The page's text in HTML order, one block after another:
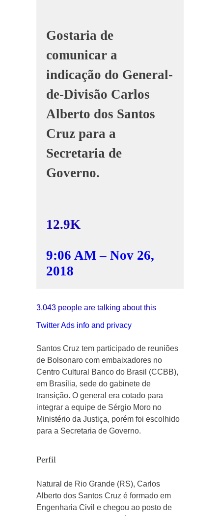
Gostaria de
comunicar a
indicação do General-
de-Divisão Carlos
Alberto dos Santos
Cruz para a
Secretaria de
Governo.
12.9K
9:06 AM – Nov 26,
2018
3,043 people are talking about this
Twitter Ads info and privacy
Santos Cruz tem participado de reuniões
de Bolsonaro com embaixadores no
Centro Cultural Banco do Brasil (CCBB),
em Brasília, sede do gabinete de
transição. O general era cotado para
integrar a equipe de Sérgio Moro no
Ministério da Justiça, porém foi escolhido
para a Secretaria de Governo.
Perfil
Natural de Rio Grande (RS), Carlos
Alberto dos Santos Cruz é formado em
Engenharia Civil e chegou ao posto de